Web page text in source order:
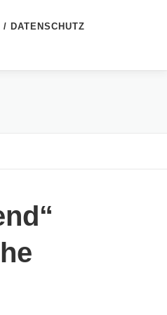
/ DATENSCHUTZ